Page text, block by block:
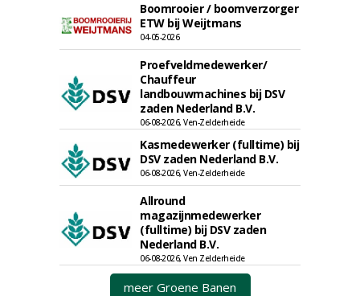
Boomrooier / boomverzorger
ETW bij Weijtmans
04-05-2026
Proefveldmedewerker/
Chauffeur
landbouwmachines bij DSV
zaden Nederland B.V.
06-08-2026, Ven-Zelderheide
Kasmedewerker (fulltime) bij
DSV zaden Nederland B.V.
06-08-2026, Ven-Zelderheide
Allround
magazijnmedewerker
(fulltime) bij DSV zaden
Nederland B.V.
06-08-2026, Ven Zelderheide
meer Groene Banen